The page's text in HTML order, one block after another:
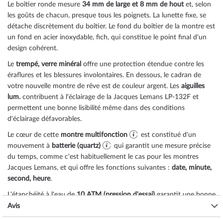
Le boîtier ronde mesure 34 mm de large et 8 mm de houtet, selon
les goûts de chacun, presque tous les poignets. La lunette fixe, se
détache discrètement du boîtier. Le fond du boîtier de la montre est
un fond en acier inoxydable, fich, qui constitue le point final d'un
design cohérent.
Le trempé, verre minéral offre une protection étendue contre les
éraflures et les blessures involontaires. En dessous, le cadran de
votre nouvelle montre de rêve est de couleur argent. Les aiguilles
lum. contribuent à l'éclairage de la Jacques Lemans LP-132F et
permettent une bonne lisibilité même dans des conditions
d'éclairage défavorables.
Le cœur de cette montre multifonction
est constitué d'un
mouvement à batterie (quartz)
qui garantit une mesure précise
du temps, comme c'est habituellement le cas pour les montres
Jacques Lemans, et qui offre les fonctions suivantes : date, minute,
second, heure.
L'étanchéité à l'eau de10 ATM (pression d'essai)garantit une bonne
aptitude à l'utilisation quotidienne, comme vous pouvez le
constater dans la liste ci-dessous :
Avis